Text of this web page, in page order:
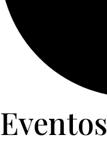
Eventos